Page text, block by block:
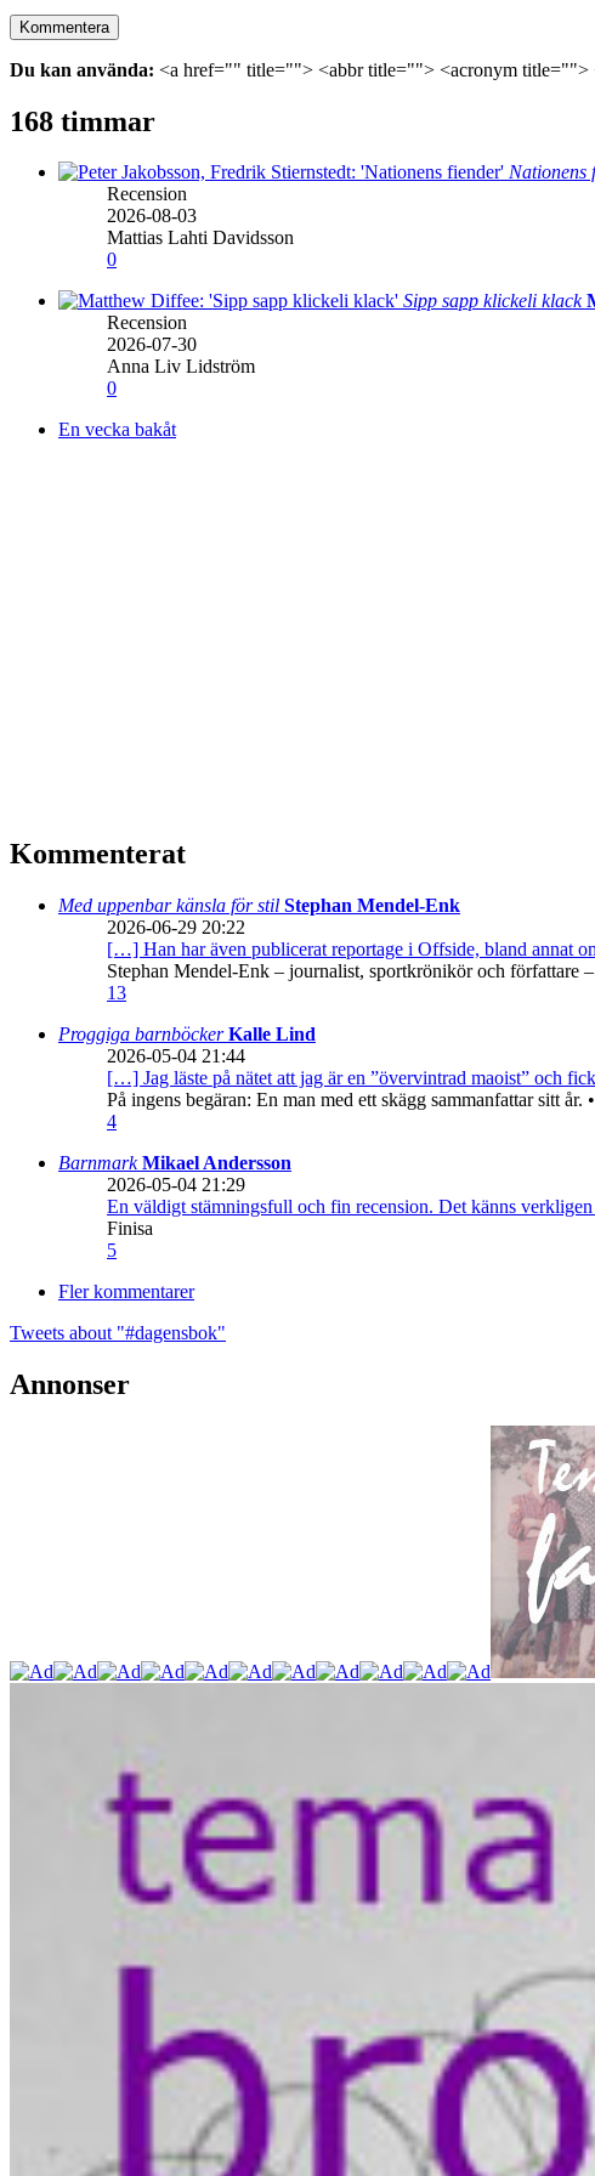
Du kan använda: <a href="" title=""> <abbr title=""> <acronym title="">
168 timmar
Nationens
Recension
2026-08-03
Mattias Lahti Davidsson
0
Sipp sapp klickeli klack
Recension
2026-07-30
Anna Liv Lidström
0
En vecka bakåt
Kommenterat
Med uppenbar känsla för stil Stephan Mendel-Enk
2026-06-29 20:22
[…] Han har även publicerat reportage i Offside, bland annat
Stephan Mendel-Enk – journalist, sportkrönikör och författare
13
Proggiga barnböckerKalle Lind
2026-05-04 21:44
[…] Jag läste på nätet att jag är en ”övervintrad maoist” och
På ingens begäran: En man med ett skägg sammanfattar sitt år.
4
BarnmarkMikael Andersson
2026-05-04 21:29
En väldigt stämningsfull och fin recension. Det känns
Finisa
5
Fler kommentarer
Tweets about "#dagensbok"
Annonser